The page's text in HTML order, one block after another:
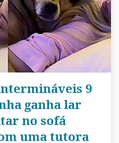
9
ganha lar
no sofá
uma tutora